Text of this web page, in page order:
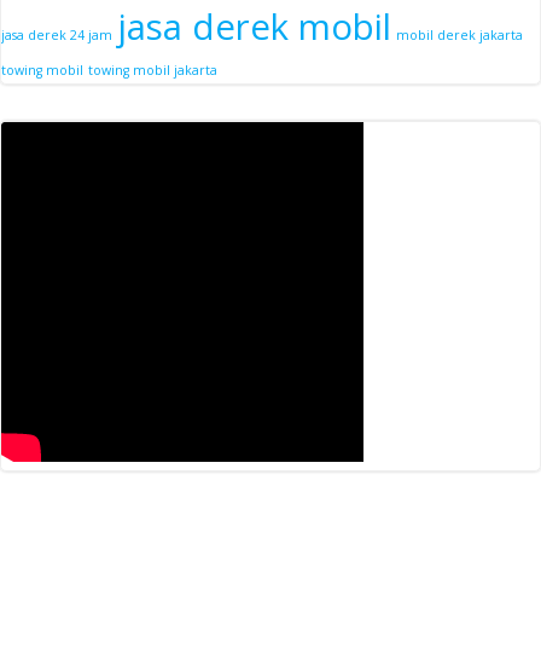
jasa derek 24 jam jasa derek mobil mobil derek jakarta
towing mobil towing mobil jakarta